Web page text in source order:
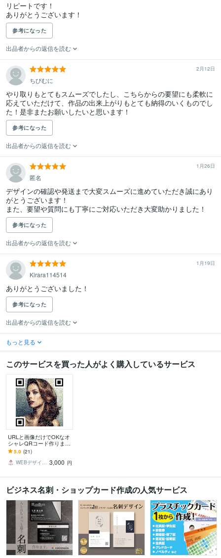
リピートです！
ありがとうございます！
参考になった
出品者からの返信を読む
2月12日
ちびむに
やり取りもとてもスムーズでしたし、こちらからの要望にも柔軟に
応えていただけて、作品の出来上がりもとても納得のいくものでし
た！是非またお願いしたいと思います！
参考になった
出品者からの返信を読む
1月26日
匿名
デザインの確認や発送まで大変スムーズに進めていただき誠にあり
がとうございます！
また、要望や質問にも丁寧にご対応いただき大変助かりました！
参考になった
出品者からの返信を読む
1月19日
Kirara114514
ありがとうございました！
参考になった
出品者からの返信を読む
もっと見る
このサービスを買った人がよく購入しているサービス
URLと画像だけでOKなオ
シャレQRコード作ります
超オリジナルQRコードを
作成。(名刺やポスターIns
taで)
5.0 (21)
WEBデザインシステム設計のマル 3,000 円
ビジネス名刺・ショップカード作成の人気サービス